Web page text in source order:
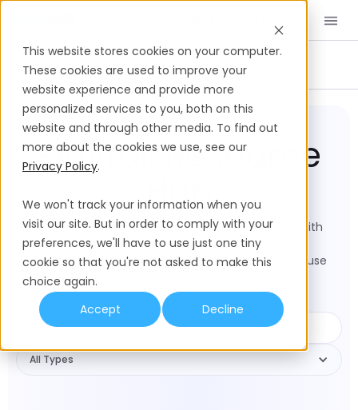
This website stores cookies on your computer.
These cookies are used to improve your
website experience and provide more
personalized services to you, both on this
website and through other media. To find out
more about the cookies we use, see our
Privacy Policy.
We won't track your information when you
visit our site. But in order to comply with your
preferences, we'll have to use just one tiny
cookie so that you're not asked to make this
choice again.
Accept
Decline
Articles Templates Software Comparisons
Playroll Resource
Hub
Your Go-to hub for global HR insights – packed with
resources and practical tools to support your
international workforce, all informed by our in-house
All Types